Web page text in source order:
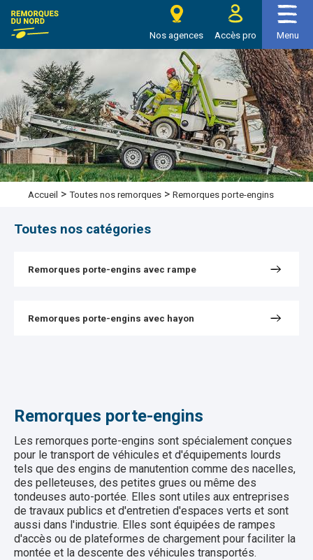
Remorques du nord
Nos agences Accès pro Menu
Accueil > Toutes nos remorques > Remorques porte-engins
Toutes nos catégories
Remorques porte-engins avec rampe
Remorques porte-engins avec hayon
Remorques porte-engins
Les remorques porte-engins sont spécialement conçues
pour le transport de véhicules et d'équipements lourds
tels que des engins de manutention comme des nacelles,
des pelleteuses, des petites grues ou même des
tondeuses auto-portée. Elles sont utiles aux entreprises
de travaux publics et d'entretien d'espaces verts et sont
aussi dans l'industrie. Elles sont équipées de rampes
d'accès ou de plateformes de chargement pour faciliter la
montée et la descente des véhicules transportés.